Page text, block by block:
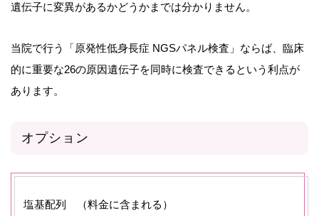
遺伝子に変異があるかどうかまでは分かりません。
当院で行う「原発性低身長症 NGSパネル検査」ならば、臨床
的に重要な26の原因遺伝子を同時に検査できるという利点が
あります。
オプション
塩基配列 （料金に含まれる）